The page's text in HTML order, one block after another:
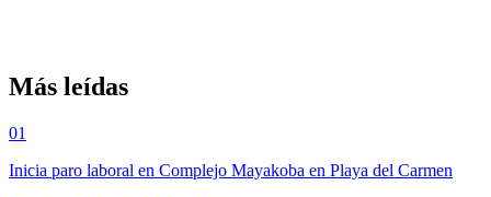
Más leídas
01
Inicia paro laboral en Complejo Mayakoba en Playa del Carmen